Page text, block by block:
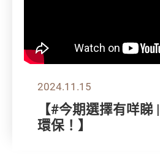
2024.11.15
【#今期選擇有咩
環保！】